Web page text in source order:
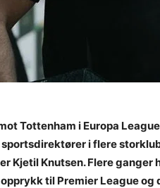
Tottenham i Europa
i flere
Kjetil Knutsen. Flere ganger
til Premier League og